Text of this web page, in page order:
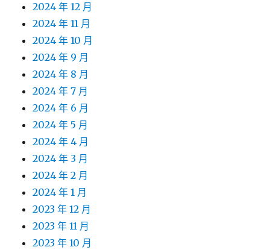
2024 年 12 月
2024 年 11 月
2024 年 10 月
2024 年 9 月
2024 年 8 月
2024 年 7 月
2024 年 6 月
2024 年 5 月
2024 年 4 月
2024 年 3 月
2024 年 2 月
2024 年 1 月
2023 年 12 月
2023 年 11 月
2023 年 10 月